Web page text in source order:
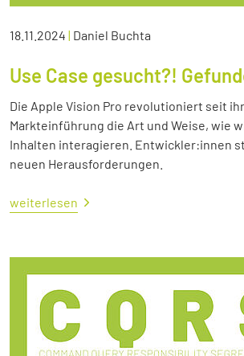
18.11.2024 | Daniel Buchta
Use Case gesucht?!
Die Apple Vision Pro revolutioniert seit
Markteinführung die Art und Weise, wie
Inhalten interagieren. Entwickler:innen
neuen Herausforderungen.
weiterlesen